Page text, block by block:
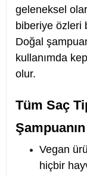
geleneksel
biberiye özleri
Doğal
kullanımda
olur.
Tüm Saç
Vegan
hiçbir